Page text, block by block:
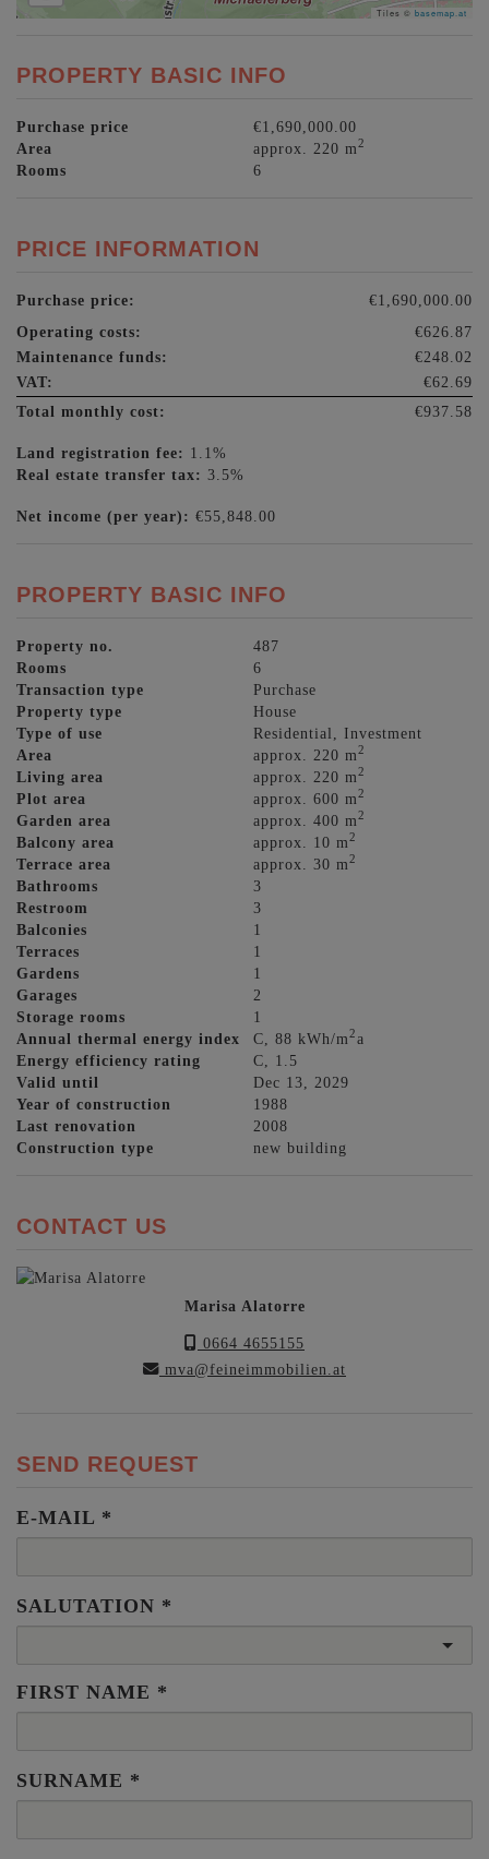
Tiles © basemap.at
PROPERTY BASIC INFO
Purchase price
€1,690,000.00
Area
approx. 220 m2
Rooms 6
PRICE INFORMATION
Purchase price:
€1,690,000.00
Operating costs:
€626.87
Maintenance funds:
€248.02
VAT:
€62.69
Total monthly cost:
€937.58
Land registration fee: 1.1%
Real estate transfer tax: 3.5%
Net income (per year): €55,848.00
PROPERTY BASIC INFO
Property no.
487
Rooms
6
Transaction type
Purchase
Property type
House
Type of use
Residential
Investment
Area
approx. 220 m2
Living area approx. 220 m2
Plot area approx. 600 m2
Garden area approx. 400 m2
Balcony area approx. 10 m2
Terrace area approx. 30 m2
Bathrooms
3
Restroom
3
Balconies
1
Terraces
1
Gardens
1
Garages
2
Storage rooms
1
Annual thermal energy index
C, 88 kWh/m2a
Energy efficiency rating
C, 1.5
Valid until
Dec 13, 2029
Year of construction
1988
Last renovation
2008
Construction type
new building
CONTACT US
Marisa Alatorre
0664 4655155
mva@feineimmobilien.at
SEND REQUEST
E-MAIL
SALUTATION
FIRST NAME
SURNAME